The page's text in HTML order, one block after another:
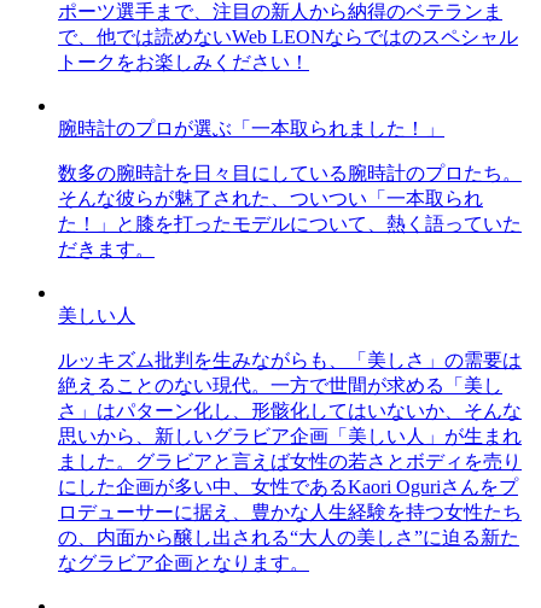
ポーツ選手まで、注目の新人から納得のベテランま
で、他では読めないWeb LEONならではのスペシャル
トークをお楽しみください！
腕時計のプロが選ぶ「一本取られました！」
数多の腕時計を日々目にしている腕時計のプロたち。
そんな彼らが魅了された、ついつい「一本取られ
た！」と膝を打ったモデルについて、熱く語っていた
だきます。
美しい人
ルッキズム批判を生みながらも、「美しさ」の需要は
絶えることのない現代。一方で世間が求める「美し
さ」はパターン化し、形骸化してはいないか、そんな
思いから、新しいグラビア企画「美しい人」が生まれ
ました。グラビアと言えば女性の若さとボディを売り
にした企画が多い中、女性であるKaori Oguriさんをプ
ロデューサーに据え、豊かな人生経験を持つ女性たち
の、内面から醸し出される“大人の美しさ”に迫る新た
なグラビア企画となります。